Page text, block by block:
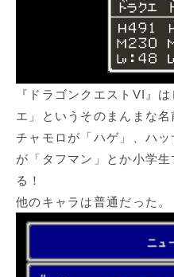
『ドラゴンクエストVI』
エ」というそのまんまな名
チャモロが「ハゲ」、ハ
が「タフマン」とか小学
る！
他のキャラは普通だった。